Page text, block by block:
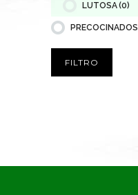
LUTOSA(0)
PRECOCINADOS
FILTRO